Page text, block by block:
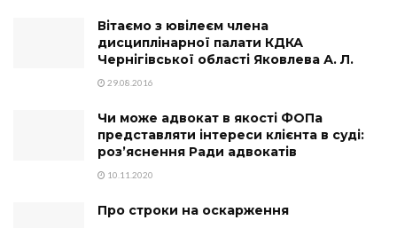
Вітаємо з ювілеєм члена
дисциплінарної палати КДКА
Чернігівської області Яковлева А. Л.
29.08.2016
Чи може адвокат в якості ФОПа
представляти інтереси клієнта в суді:
роз’яснення Ради адвокатів
10.11.2020
Про строки на оскарження